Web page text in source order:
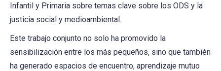
Infantil y Primaria sobre temas clave sobre los ODS y la
justicia social y medioambiental.
Este trabajo conjunto no solo ha promovido la
sensibilización entre los más pequeños, sino que también
ha generado espacios de encuentro, aprendizaje mutuo